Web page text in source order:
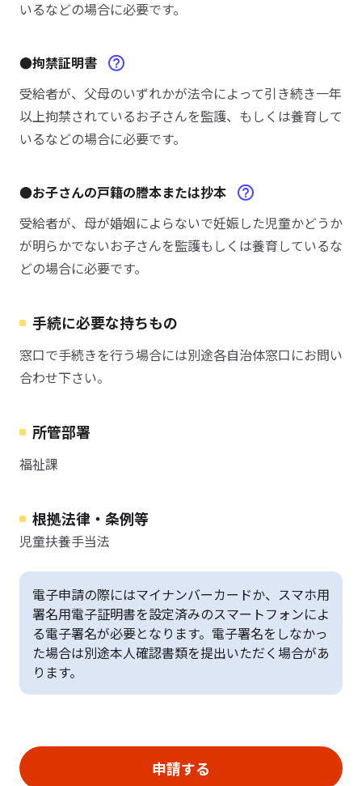
いるなどの場合に必要です。
●拘禁証明書
受給者が、父母のいずれかが法令によって引き続き一年
以上拘禁されているお子さんを監護、もしくは養育して
いるなどの場合に必要です。
●お子さんの戸籍の謄本または抄本
受給者が、母が婚姻によらないで妊娠した児童かどうか
が明らかでないお子さんを監護もしくは養育しているな
どの場合に必要です。
手続に必要な持ちもの
窓口で手続きを行う場合には別途各自治体窓口にお問い
合わせ下さい。
所管部署
福祉課
根拠法律・条例等
児童扶養手当法
電子申請の際にはマイナンバーカードか、スマホ用
署名用電子証明書を設定済みのスマートフォンによ
る電子署名が必要となります。電子署名をしなかっ
た場合は別途本人確認書類を提出いただく場合があ
ります。